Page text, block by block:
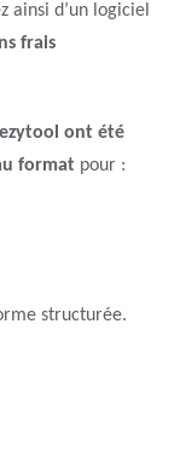
ainsi d’un logiciel
frais
ont été
format pour :
structurée.